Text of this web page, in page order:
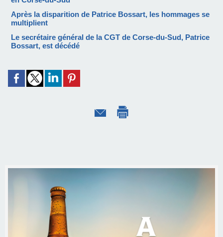
Après la disparition de Patrice Bossart, les hommages se
multiplient
Le secrétaire général de la CGT de Corse-du-Sud, Patrice
Bossart, est décédé